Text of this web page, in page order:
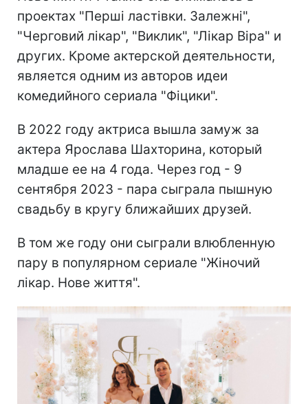
проектах "Перші ластівки. Залежні",
"Черговий лікар", "Виклик", "Лікар Віра" и
других. Кроме актерской деятельности,
является одним из авторов идеи
комедийного сериала "Фіцики".
В 2022 году актриса вышла замуж за
актера Ярослава Шахторина, который
младше ее на 4 года. Через год - 9
сентября 2023 - пара сыграла пышную
свадьбу в кругу ближайших друзей.
В том же году они сыграли влюбленную
пару в популярном сериале "Жіночий
лікар. Нове життя".